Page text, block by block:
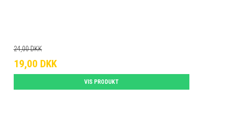
24,00 DKK
19,00 DKK
VIS PRODUKT